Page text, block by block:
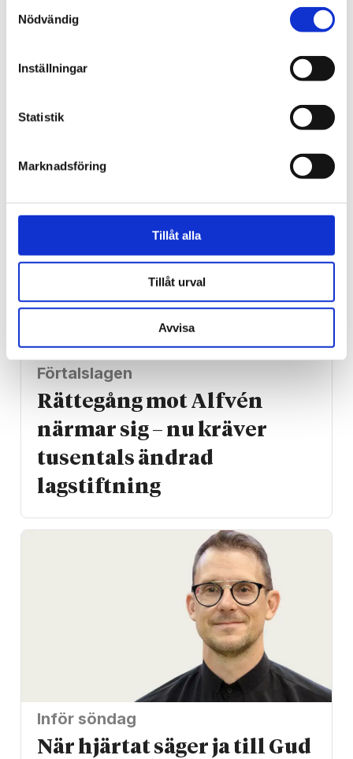
Nödvändig
Inställningar
Statistik
Marknadsföring
Tillåt alla
Tillåt urval
Avvisa
ledamöter skickade
Förtalslagen
Rättegång mot Alfvén
närmar sig – nu kräver
tusentals ändrad
lagstiftning
Inför söndag
När hjärtat säger ja till Gud